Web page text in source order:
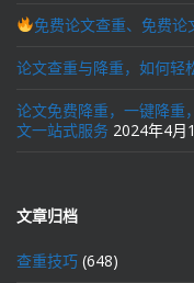
免费论文查重、免费论
论文查重与降重，如何轻
论文免费降重，一键降重
文一站式服务 2024年4月
文章归档
查重技巧 (648)